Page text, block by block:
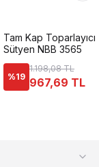
Tam Kap Toparlayıcı
Sütyen NBB 3565
%19
1.198,08 TL
967,69 TL